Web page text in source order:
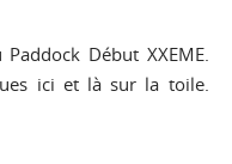
Début XXEME.
ici et là sur la toile.